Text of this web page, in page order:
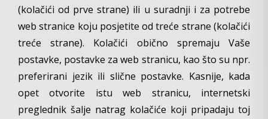
(kolačići od prve strane) ili u suradnji i za potrebe
web stranice koju posjetite od treće strane (kolačići
treće strane). Kolačići obično spremaju Vaše
postavke, postavke za web stranicu, kao što su npr.
preferirani jezik ili slične postavke. Kasnije, kada
opet otvorite istu web stranicu, internetski
preglednik šalje natrag kolačiće koji pripadaju toj